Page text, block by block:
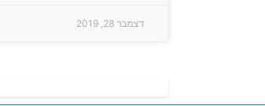
דצמבר 28, 2019